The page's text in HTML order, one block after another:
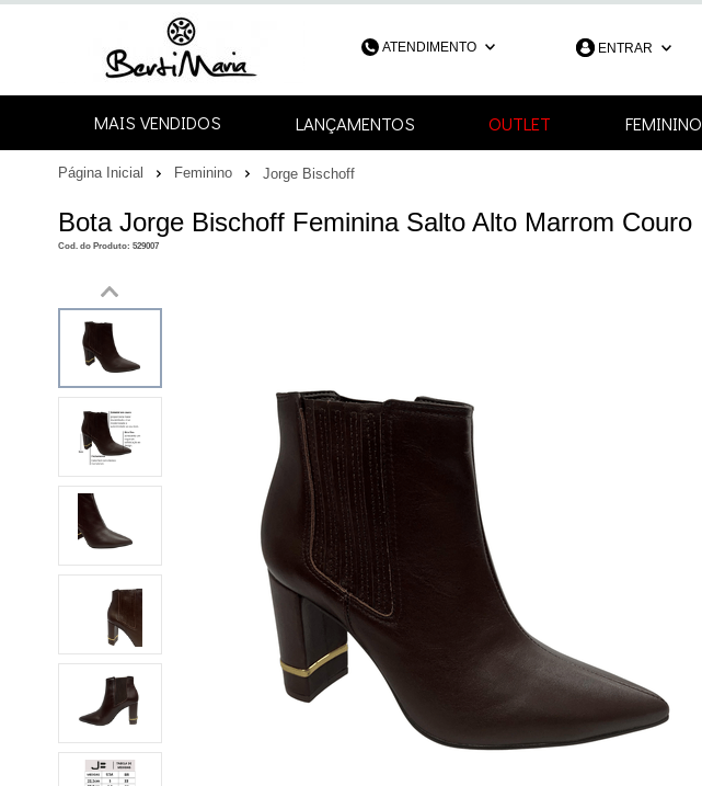
ATENDIMENTO
(48) 3052-4390
48991253418
ENTRAR
MAIS VENDIDOS LANÇAMENTOS OUTLET FEMININO
Página Inicial Feminino Jorge Bischoff
Bota Jorge Bischoff Feminina Salto Alto Marrom Couro
Cod. do Produto: 529007